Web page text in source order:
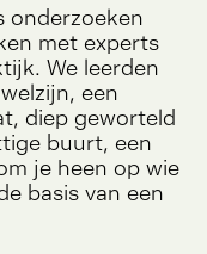
onderzoeken
met experts
We leerden
een
diep geworteld
buurt, een
je heen op wie
basis van een